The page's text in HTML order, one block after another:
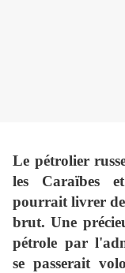
Le pétrolier
les Caraïbes
pourrait livrer
brut. Une
pétrole par
se passerait